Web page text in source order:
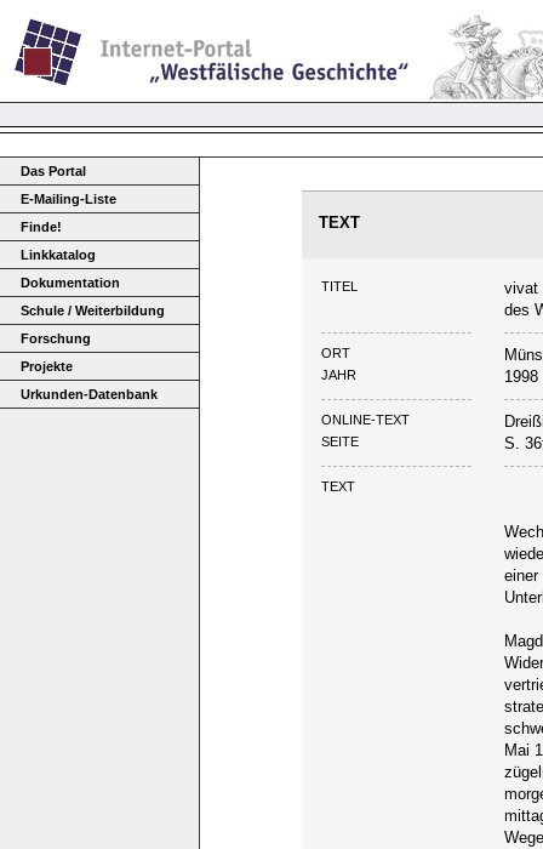
Das Portal
E-Mailing-Liste
Finde!
Linkkatalog
Dokumentation
Schule / Weiterbildung
Forschung
Projekte
Urkunden-Datenbank
TEXT
TITEL
vivat
des
ORT
JAHR 1998
ONLINE-TEXT
SEITE S.
TEXT
einer
Mai